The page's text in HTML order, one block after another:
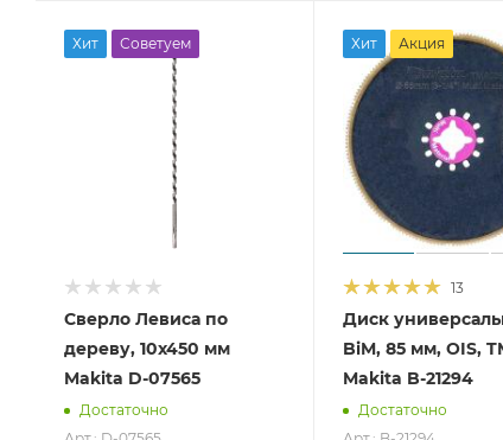
Хит Советуем
Сверло Левиса по
дереву, 10x450 мм
Makita D-07565
Достаточно
Хит Акция
13
Диск
BiM, 85 мм, OIS,
Makita B-21294
Достаточно